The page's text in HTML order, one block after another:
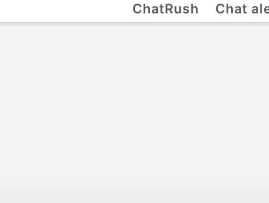
ChatRush Chat